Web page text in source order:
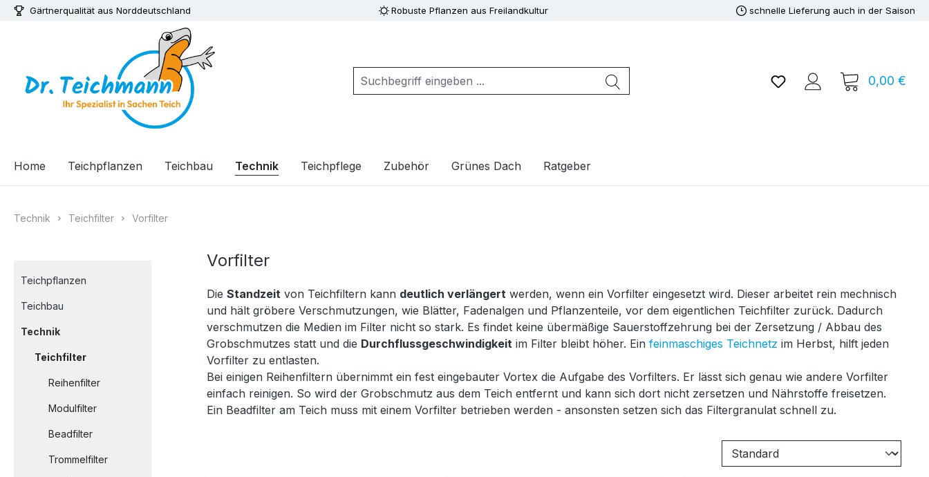
Hauptinhalt springen
Zur Suche springen
Zur Hauptnavigation springen
Gärtnerqualität aus Norddeutschland Robuste Pflanzen aus Freilandkultur schnelle Lieferung auch in der Saison
Du hast 0 Produkte auf
0,00 €
Home Teichpflanzen Teichbau Technik Teichpflege Zubehör Grünes Dach Ratgeber
Technik Teichfilter Vorfilter
Teichpflanzen
Teichbau
Technik
Teichfilter
Reihenfilter
Modulfilter
Beadfilter
Trommelfilter
Vorfilter
DieStandzeit von Teichfiltern kann deutlich verlängert werden, wenn ein Vorfilter eingesetzt wird. Dieser arbeitet rein mechnisch
und hält gröbere Verschmutzungen, wie Blätter, Fadenalgen und Pflanzenteile, vor dem eigentlichen Teichfilter zurück. Dadurch
verschmutzen die Medien im Filter nicht so stark. Es findet keine übermäßige Sauerstoffzehrung bei der Zersetzung / Abbau des
Grobschmutzes statt und die Durchflussgeschwindigkeit im Filter bleibt höher. Einfeinmaschiges Teichnetz im Herbst, hilft jeden
Vorfilter zu entlasten.
Bei einigen Reihenfiltern übernimmt ein fest eingebauter Vortex die Aufgabe des Vorfilters. Er lässt sich genau wie andere Vorfilter
einfach reinigen. So wird der Grobschmutz aus dem Teich entfernt und kann sich dort nicht zersetzen und Nährstoffe freisetzen.
Ein Beadfilter am Teich muss mit einem Vorfilter betrieben werden - ansonsten setzen sich das Filtergranulat schnell zu.